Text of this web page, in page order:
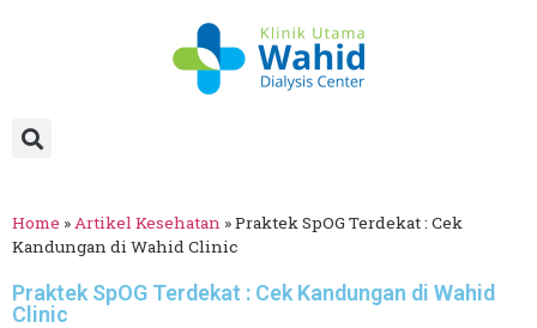
Home »Artikel Kesehatan »Praktek SpOG Terdekat : Cek
Kandungan di Wahid Clinic
Praktek SpOG Terdekat : Cek Kandungan di Wahid
Clinic